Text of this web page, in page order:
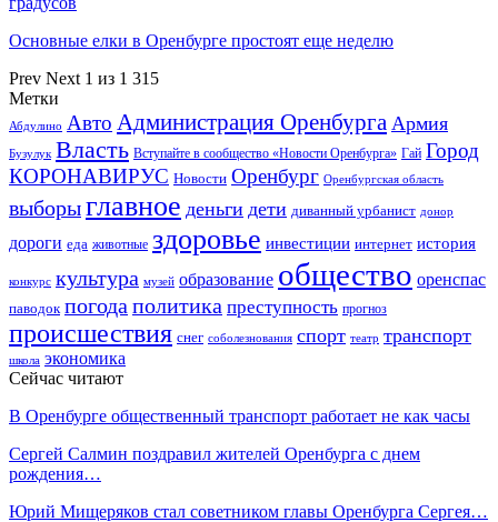
Основные елки в Оренбурге простоят еще неделю
Prev Next 1 из 1 315
Метки
Абдулино Авто Администрация Оренбурга Армия
Бузулук Власть Вступайте в сообщество «Новости Оренбурга» Гай Город
КОРОНАВИРУС Новости Оренбург Оренбургская область
выборыглавное деньги дети диванный урбанист донор
дороги еда животные здоровье инвестиции интернет история
конкурс культура музей образование общество оренспас
паводок погода политика преступность прогноз
происшествия снег соболезнования спорт театр транспорт
школа экономика
Сейчас читают
В Оренбурге общественный транспорт работает не как часы
Сергей Салмин поздравил жителей Оренбурга с днем
рождения…
Юрий Мищеряков стал советником главы Оренбурга Сергея…